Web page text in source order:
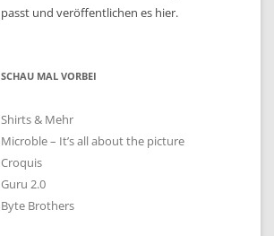
passt und veröffentlichen es hier.
SCHAU MAL VORBEI
Shirts & Mehr
Microble – It’s all about the picture
Croquis
Guru 2.0
Byte Brothers